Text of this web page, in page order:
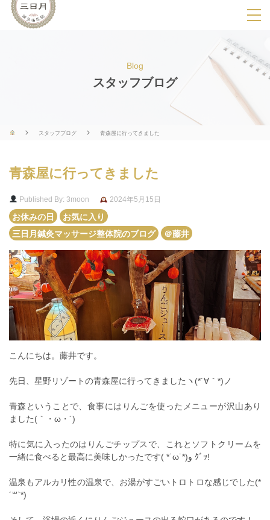
SPメニ
ー
展
用
ボ
Blog
スタッフブログ
スタッフブログ 青森屋に行ってきました
青森屋に行ってきました
Published By: 3moon
2024年5月15日
お休みの日
お気に入り
三日月鍼灸マッサージ整体院のブログ
＠藤井
こんにちは。藤井です。
先日、星野リゾートの青森屋に行ってきましたヽ(*´∀｀*)ノ
青森ということで、食事にはりんごを使ったメニューが沢山あり
ました(｀・ω・´)
特に気に入ったのはりんごチップスで、これとソフトクリームを
一緒に食べると最高に美味しかったです( *˙ω˙*)و ｸﾞｯ!
温泉もアルカリ性の温泉で、お湯がすごいトロトロな感じでした(*
´꒳`*)